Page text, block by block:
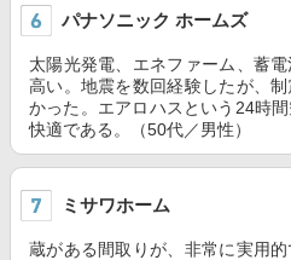
パナソニック ホームズ
太陽光発電、エネファーム、蓄
高い。地震を数回経験したが、
かった。エアロハスという24時
快適である。（50代／男性）
ミサワホーム
蔵がある間取りが、非常に実用